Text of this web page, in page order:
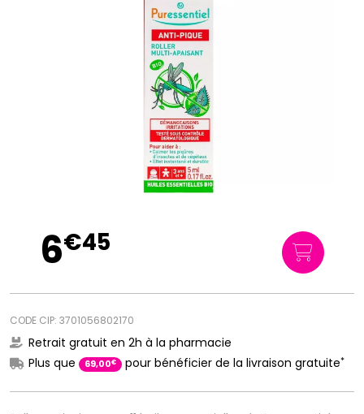
6€45
CODE CIP: 3701056802170
Retrait gratuit en 2h à la pharmacie
Plus que
69,00€ pour bénéficier de la livraison gratuite*